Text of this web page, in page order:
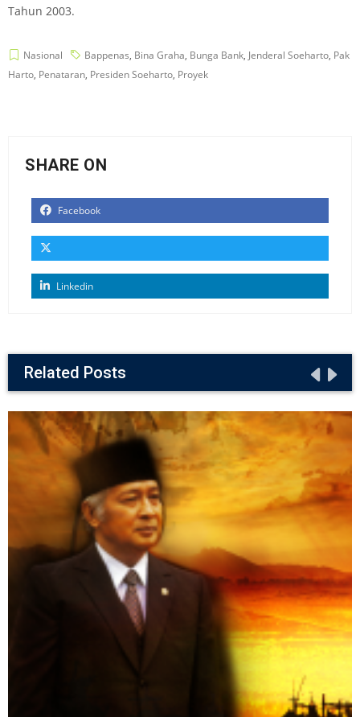
Tahun 2003.
Nasional Bappenas, Bina Graha, Bunga Bank, Jenderal Soeharto, Pak
Harto, Penataran, Presiden Soeharto, Proyek
SHARE ON
Facebook
Linkedin
Related Posts